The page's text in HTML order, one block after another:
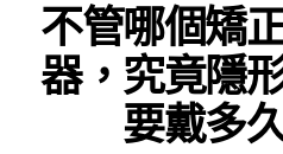
不管哪個矯
器，究竟隱
要戴多